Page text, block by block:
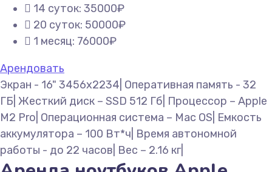
14 суток: 35000₽
20 суток: 50000₽
1 месяц: 76000₽
Арендовать
Экран - 16" 3456x2234| Оперативная память - 32
ГБ| Жесткий диск – SSD 512 Гб| Процессор – Apple
M2 Pro| Операционная система – Mac OS| Емкость
аккумулятора – 100 Вт*ч| Время автономной
работы - до 22 часов| Вес – 2.16 кг|